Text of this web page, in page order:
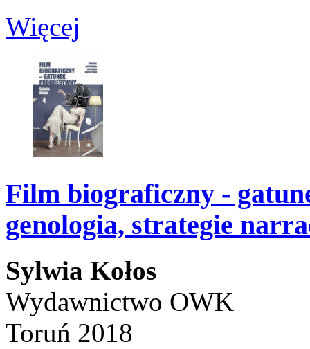
Więcej
Film biograficzny -
genologia, strategie
Sylwia Kołos
Wydawnictwo OWK
Toruń 2018